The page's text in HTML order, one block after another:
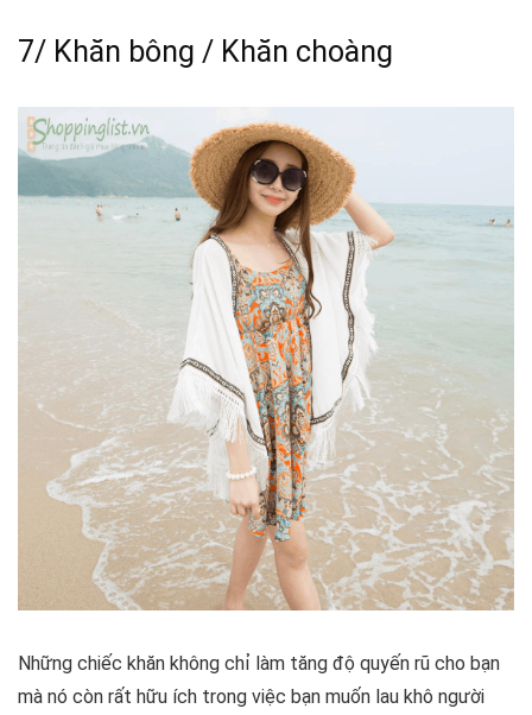
7/ Khăn bông / Khăn choàng
Những chiếc khăn không chỉ làm tăng độ quyến rũ cho bạn
mà nó còn rất hữu ích trong việc bạn muốn lau khô người